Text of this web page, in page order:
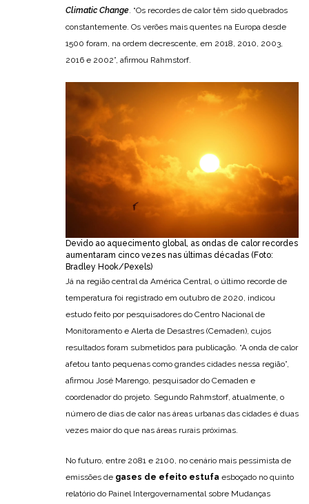
Climatic Change. “Os recordes de calor têm sido quebrados
constantemente. Os verões mais quentes na Europa desde
1500 foram, na ordem decrescente, em 2018, 2010, 2003,
2016 e 2002”, afirmou Rahmstorf.
Devido ao aquecimento global, as ondas de calor recordes
aumentaram cinco vezes nas últimas décadas (Foto:
Bradley Hook/Pexels)
Já na região central da América Central, o último recorde de
temperatura foi registrado em outubro de 2020, indicou
estudo feito por pesquisadores do Centro Nacional de
Monitoramento e Alerta de Desastres (Cemaden), cujos
resultados foram submetidos para publicação. “A onda de calor
afetou tanto pequenas como grandes cidades nessa região”,
afirmou José Marengo, pesquisador do Cemaden e
coordenador do projeto. Segundo Rahmstorf, atualmente, o
número de dias de calor nas áreas urbanas das cidades é duas
vezes maior do que nas áreas rurais próximas.
No futuro, entre 2081 e 2100, no cenário mais pessimista de
emissões de gases de efeito estufa esboçado no quinto
relatório do Painel Intergovernamental sobre Mudanças